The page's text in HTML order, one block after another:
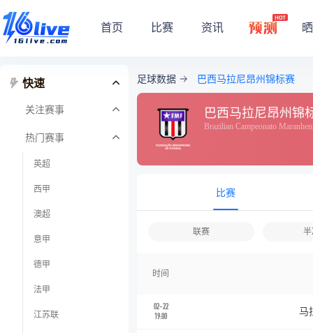
首页 比赛 资讯
快速
关注赛事
热门赛事
英超
西甲
澳超
意甲
德甲
法甲
江苏联
足球数据 巴西马拉尼昂州锦标赛
巴西马拉尼昂州锦
Brazilian Campeonato
比赛
联赛
时间
02-22
19:00
马